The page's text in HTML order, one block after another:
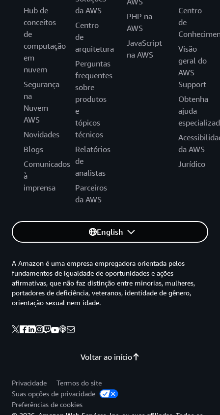
Hub de
conceitos
de
computação
em
nuvem
Segurança
na
Nuvem
AWS
Novidades
Blogs
Comunicados
à
imprensa
da AWS
Centro
de
arquitetura
Perguntas
frequentes
sobre
produtos
e
tópicos
técnicos
Relatórios
de
analistas
Parceiros
da AWS
PHP na
AWS
JavaScript
na AWS
Centro
de
Visão
geral do
AWS
Support
Obtenha
ajuda
da AWS
Jurídico
English
Voltar ao início
A Amazon é uma empresa empregadora orientada pelos
fundamentos de igualdade de oportunidades e ações
afirmativas, que não faz distinção entre minorias, mulheres,
portadores de deficiência, veteranos, identidade de gênero,
orientação sexual nem idade.
Privacidade
Termos do site
Suas opções de privacidade
Preferências de cookies